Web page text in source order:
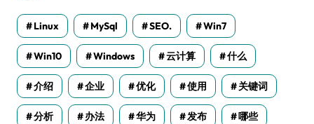
Linux MySql SEO. Win7
Win10 Windows 云计算 什么
介绍 企业 优化 使用 关键词
分析 办法 华为 发布 哪些